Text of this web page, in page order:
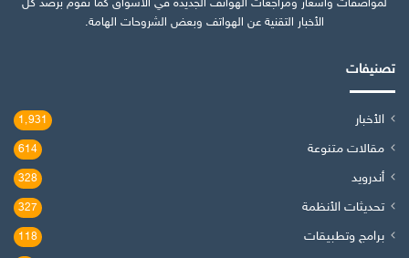
لمواصفات وأسعار ومراجعات الهواتف الجديدة في الأسواق كما نقوم برصد كل
الأخبار التقنية عن الهواتف وبعض الشروحات الهامة.
تصنيفات
الأخبار 1٬931
مقالات متنوعة 614
أندرويد 328
تحديثات الأنظمة 327
برامج وتطبيقات 118